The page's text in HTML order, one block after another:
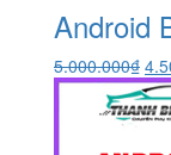
Android
5.000.000₫ Giá
gốc
là: